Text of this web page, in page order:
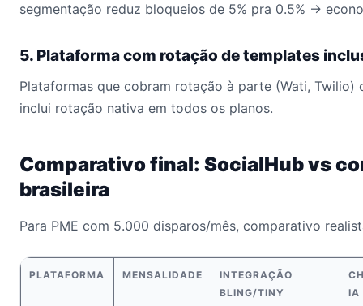
segmentação reduz bloqueios de 5% pra 0.5% →
5. Plataforma com rotação de templates
Plataformas que cobram rotação à parte (Wati, Twilio)
inclui rotação nativa em todos os planos.
Comparativo final: SocialHub vs
brasileira
Para PME com 5.000 disparos/mês, comparativo
PLATAFORMA MENSALIDADE
INTEGRAÇÃO
BLING/TINY
IA